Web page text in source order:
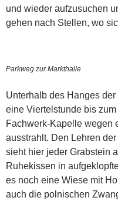
und wieder aufzusuchen
gehen nach Stellen, wo
Parkweg zur Markthalle
Unterhalb des Hanges
eine Viertelstunde bis
Fachwerk-Kapelle wegen
ausstrahlt. Den Lehren
sieht hier jeder Grabstein
Ruhekissen in
es noch eine Wiese mit
auch die polnischen